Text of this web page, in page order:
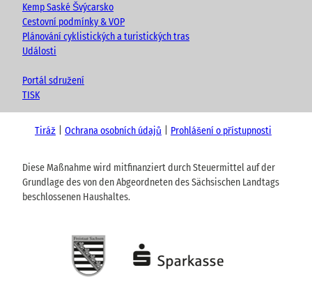
Kemp Saské Švýcarsko
Cestovní podmínky & VOP
Plánování cyklistických a turistických tras
Události
Portál sdružení
TISK
Tiráž Ochrana osobních údajů Prohlášení o přístupnosti
Diese Maßnahme wird mitfinanziert durch Steuermittel auf der
Grundlage des von den Abgeordneten des Sächsischen Landtags
beschlossenen Haushaltes.